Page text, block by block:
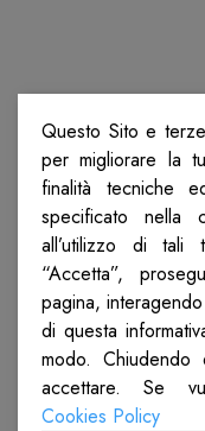
La Storia
edizione |
di
lavori
delle 21
Questo Sito e
per migliorare la
finalità tecniche
specificato nella
all’utilizzo di tali
“Accetta”,
pagina,
di questa
modo. Chiudendo
accettare. Se
Cookies Policy